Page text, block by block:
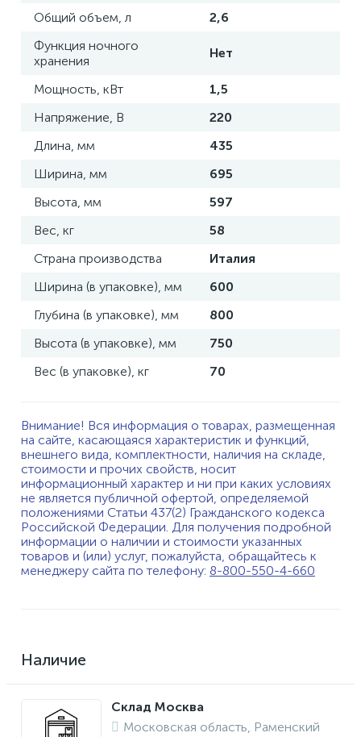
Общий объем, л
2,6
Функция ночного
хранения
Нет
Мощность, кВт
1,5
Напряжение, В
220
Длина, мм
435
Ширина, мм
695
Высота, мм
597
Вес, кг
58
Страна производства
Италия
Ширина (в упаковке), мм
600
Глубина (в упаковке), мм
800
Высота (в упаковке), мм
750
Вес (в упаковке), кг
70
Внимание! Вся информация о товарах, размещенная
на сайте, касающаяся характеристик и функций,
внешнего вида, комплектности, наличия на складе,
стоимости и прочих свойств, носит
информационный характер и ни при каких условиях
не является публичной офертой, определяемой
положениями Статьи 437(2) Гражданского кодекса
Российской Федерации. Для получения подробной
информации о наличии и стоимости указанных
товаров и (или) услуг, пожалуйста, обращайтесь к
менеджеру сайта по телефону: 8-800-550-4-660
Наличие
Склад Москва
Московская область, Раменский